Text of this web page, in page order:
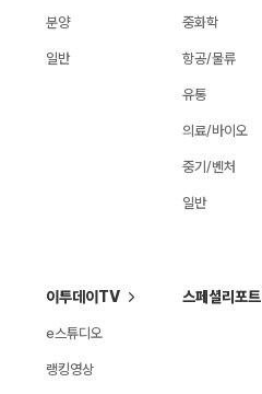
분양
일반
중화학
항공/물류
유통
의료/바이오
중기/벤처
일반
이투데이TV
e스튜디오
랭킹영상
스페셜리포트